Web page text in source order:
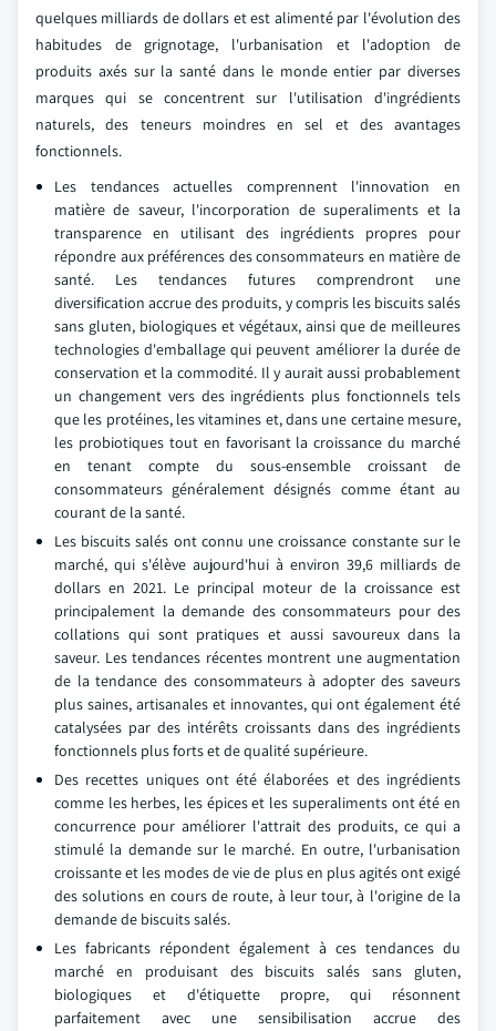
quelques milliards de dollars et est alimenté par l'évolution des
habitudes de grignotage, l'urbanisation et l'adoption de
produits axés sur la santé dans le monde entier par diverses
marques qui se concentrent sur l'utilisation d'ingrédients
naturels, des teneurs moindres en sel et des avantages
fonctionnels.
Les tendances actuelles comprennent l'innovation en
matière de saveur, l'incorporation de superaliments et la
transparence en utilisant des ingrédients propres pour
répondre aux préférences des consommateurs en matière de
santé. Les tendances futures comprendront une
diversification accrue des produits, y compris les biscuits salés
sans gluten, biologiques et végétaux, ainsi que de meilleures
technologies d'emballage qui peuvent améliorer la durée de
conservation et la commodité. Il y aurait aussi probablement
un changement vers des ingrédients plus fonctionnels tels
que les protéines, les vitamines et, dans une certaine mesure,
les probiotiques tout en favorisant la croissance du marché
en tenant compte du sous-ensemble croissant de
consommateurs généralement désignés comme étant au
courant de la santé.
Les biscuits salés ont connu une croissance constante sur le
marché, qui s'élève aujourd'hui à environ 39,6 milliards de
dollars en 2021. Le principal moteur de la croissance est
principalement la demande des consommateurs pour des
collations qui sont pratiques et aussi savoureux dans la
saveur. Les tendances récentes montrent une augmentation
de la tendance des consommateurs à adopter des saveurs
plus saines, artisanales et innovantes, qui ont également été
catalysées par des intérêts croissants dans des ingrédients
fonctionnels plus forts et de qualité supérieure.
Des recettes uniques ont été élaborées et des ingrédients
comme les herbes, les épices et les superaliments ont été en
concurrence pour améliorer l'attrait des produits, ce qui a
stimulé la demande sur le marché. En outre, l'urbanisation
croissante et les modes de vie de plus en plus agités ont exigé
des solutions en cours de route, à leur tour, à l'origine de la
demande de biscuits salés.
Les fabricants répondent également à ces tendances du
marché en produisant des biscuits salés sans gluten,
biologiques et d'étiquette propre, qui résonnent
parfaitement avec une sensibilisation accrue des